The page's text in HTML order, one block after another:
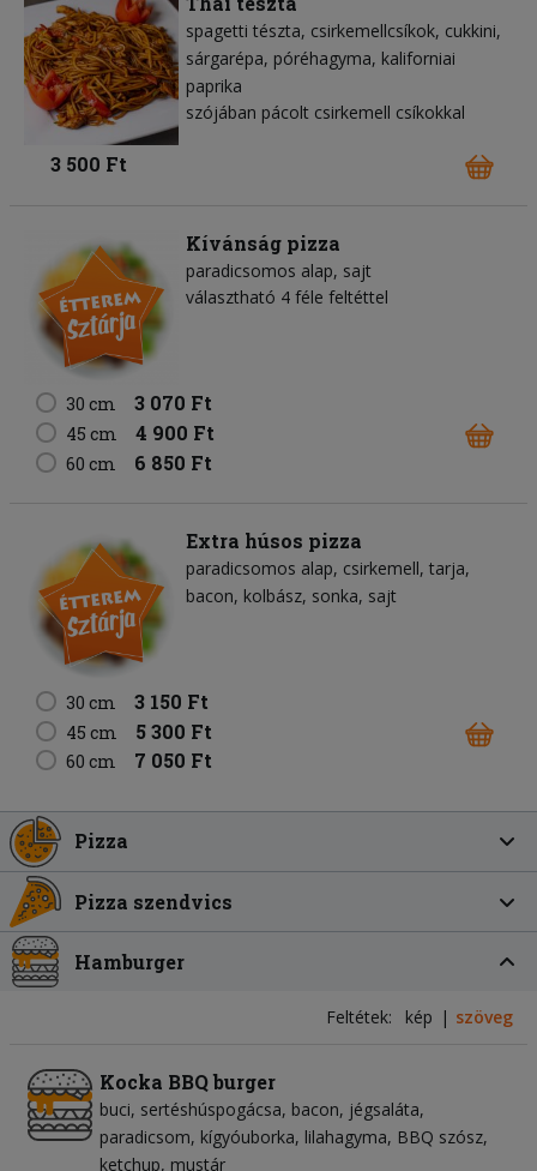
spagetti tészta csirkemellcsíkok cukkini
sárgarépa póréhagyma kaliforniai
paprika
szójában pácolt csirkemell csíkokkal
3 500 Ft
Kívánság pizza
paradicsomos alap sajt
választható 4 féle feltéttel
30 cm 3 070 Ft
45 cm 4 900 Ft
60 cm 6 850 Ft
Extra húsos pizza
paradicsomos alap csirkemell tarja
bacon kolbász sonka sajt
30 cm 3 150 Ft
45 cm 5 300 Ft
60 cm 7 050 Ft
Pizza
Pizza szendvics
Hamburger
Feltétek: kép szöveg
Kocka BBQ burger
buci sertéshúspogácsa bacon jégsaláta
paradicsom kígyóuborka lilahagyma BBQ szósz
ketchup mustár